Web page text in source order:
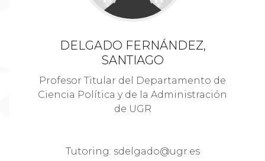
DELGADO FERNÁNDEZ,
SANTIAGO
Profesor Titular del Departamento de
Ciencia Política y de la Administración
de UGR
Tutoring: sdelgado@ugr.es